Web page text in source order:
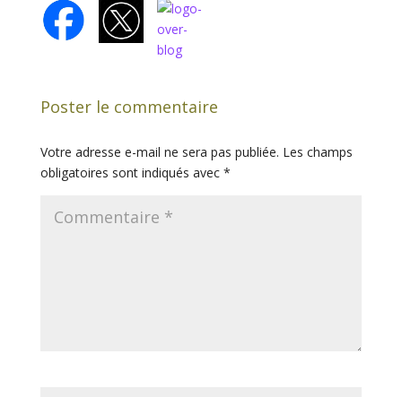
Poster le commentaire
Votre adresse e-mail ne sera pas publiée. Les champs
obligatoires sont indiqués avec *